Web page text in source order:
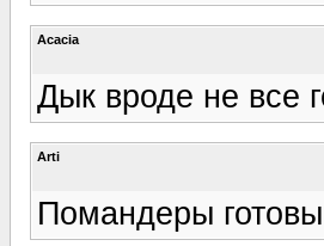
Acacia
Дык вроде не все
Arti
Помандеры